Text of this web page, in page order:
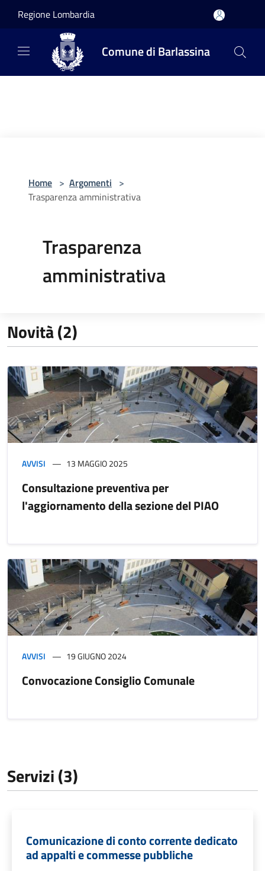
Regione Lombardia
Comune di Barlassina
Home > Argomenti >
Trasparenza amministrativa
Trasparenza
amministrativa
Novità (2)
AVVISI 13 MAGGIO 2025
Consultazione preventiva per
l'aggiornamento della sezione del PIAO
AVVISI 19 GIUGNO 2024
Convocazione Consiglio Comunale
Servizi (3)
Comunicazione di conto corrente dedicato
ad appalti e commesse pubbliche